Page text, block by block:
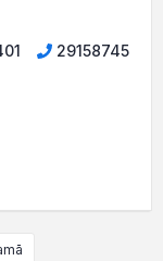
29158745